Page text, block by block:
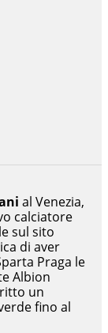
al Venezia,
calciatore
sul sito
di aver
Praga le
Albion
un
fino al